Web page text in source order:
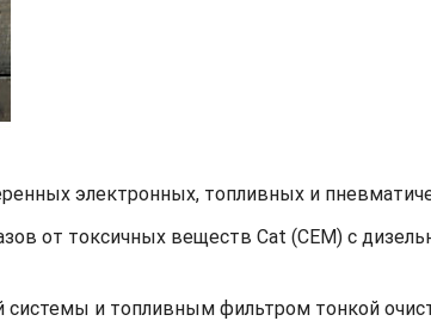
электронных, топливных и
от токсичных веществ Cat (CEM) с
и топливным фильтром тонкой